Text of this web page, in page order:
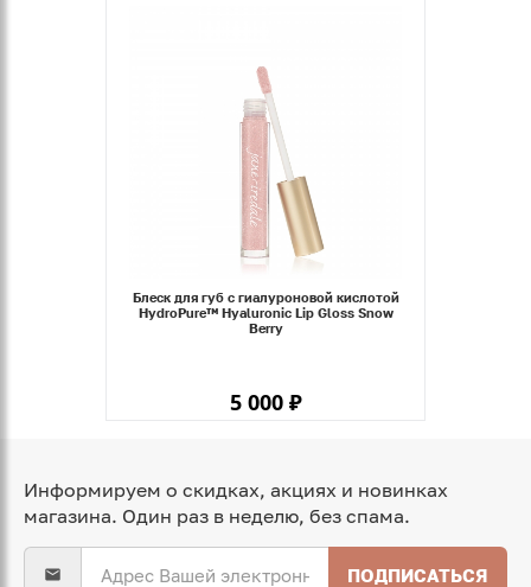
Блеск для губ с гиалуроновой кислотой
HydroPure™ Hyaluronic Lip Gloss Snow
Berry
5 000 ₽
Информируем о скидках, акциях и новинках
магазина. Один раз в неделю, без спама.
ПОДПИСАТЬСЯ